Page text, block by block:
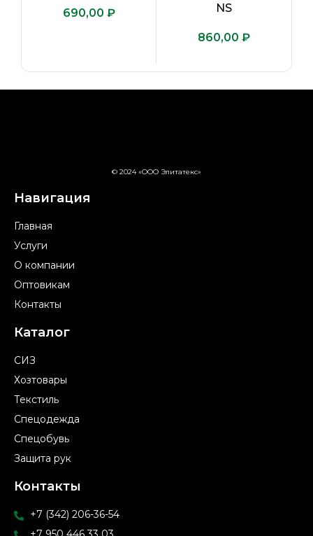
₽
NS
₽
© 2024 «ООО Элитатекс»
Навигация
Главная
Услуги
О компании
Оптовикам
Контакты
Каталог
СИЗ
Хозтовары
Текстиль
Спецодежда
Спецобувь
Защита рук
Контакты
+7 (342) 206-36-54